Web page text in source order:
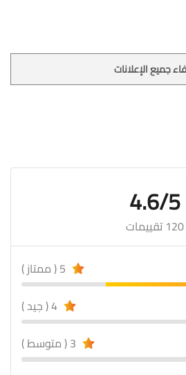
جميع الإعلانات
4.6/5
120 تقييمات